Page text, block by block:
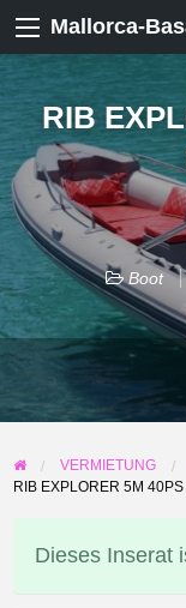
Mallorca-
RIB
Boot
VERMIETUNG
RIB EXPLORER 5M
Dieses Inserat